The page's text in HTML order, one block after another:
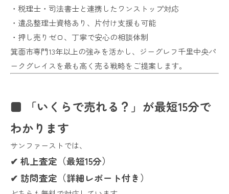
・税理士・司法書士と連携したワンストップ対応
・遺品整理士資格あり、片付け支援も可能
・押し売りゼロ、丁寧で安心の相談体制
箕面市専門13年以上の強みを活かし、ジーグレフ千里中央パ
ークグレイスを最も高く売る戦略をご提案します。
■ 「いくらで売れる？」が最短15分で
わかります
サンファーストでは、
✔ 机上査定（最短15分）
✔ 訪問査定（詳細レポート付き）